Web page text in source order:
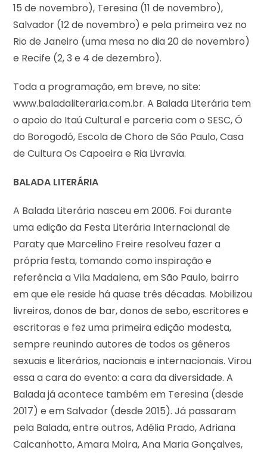
15 de novembro), Teresina (11 de novembro),
Salvador (12 de novembro) e pela primeira vez no
Rio de Janeiro (uma mesa no dia 20 de novembro)
e Recife (2, 3 e 4 de dezembro).
Toda a programação, em breve, no site:
www.baladaliteraria.com.br. A Balada Literária tem
o apoio do Itaú Cultural e parceria com o SESC, Ó
do Borogodó, Escola de Choro de São Paulo, Casa
de Cultura Os Capoeira e Ria Livravia.
BALADA LITERÁRIA
A Balada Literária nasceu em 2006. Foi durante
uma edição da Festa Literária Internacional de
Paraty que Marcelino Freire resolveu fazer a
própria festa, tomando como inspiração e
referência a Vila Madalena, em São Paulo, bairro
em que ele reside há quase três décadas. Mobilizou
livreiros, donos de bar, donos de sebo, escritores e
escritoras e fez uma primeira edição modesta,
sempre reunindo autores de todos os gêneros
sexuais e literários, nacionais e internacionais. Virou
essa a cara do evento: a cara da diversidade. A
Balada já acontece também em Teresina (desde
2017) e em Salvador (desde 2015). Já passaram
pela Balada, entre outros, Adélia Prado, Adriana
Calcanhotto, Amara Moira, Ana Maria Gonçalves,